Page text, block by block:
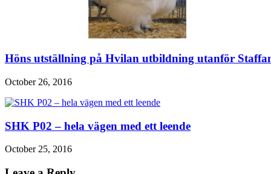
Höns utställning på Hvilan utbildning utanför
October 26, 2016
SHK P02 – hela vägen med ett leende
October 25, 2016